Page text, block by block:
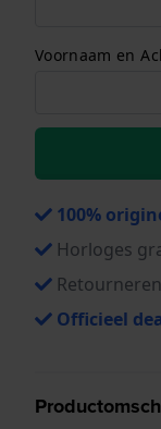
Voornaam en
100%
Horloges
Officieel